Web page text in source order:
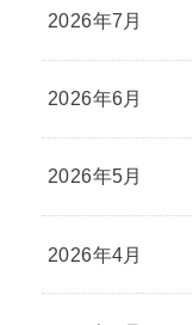
2026年7月
2026年6月
2026年5月
2026年4月